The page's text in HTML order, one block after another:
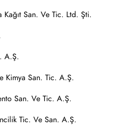
Kağıt San. Ve Tic. Ltd. Şti.
A.Ş.
Kimya San. Tic. A.Ş.
San. Ve Tic. A.Ş.
Tic. Ve San. A.Ş.